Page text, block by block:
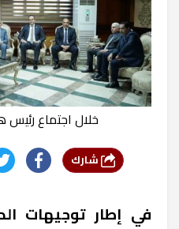
خلال اجتماع رئيس
في إطار توجيهات